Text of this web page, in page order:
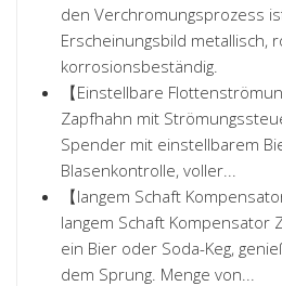
den Verchromungsprozess
Erscheinungsbild metallisch,
korrosionsbeständig.
【Einstellbare
Zapfhahn mit
Spender mit einstellbarem
Blasenkontrolle, voller...
【langem Schaft
langem Schaft Kompensator
ein Bier oder Soda-Keg,
dem Sprung. Menge von...